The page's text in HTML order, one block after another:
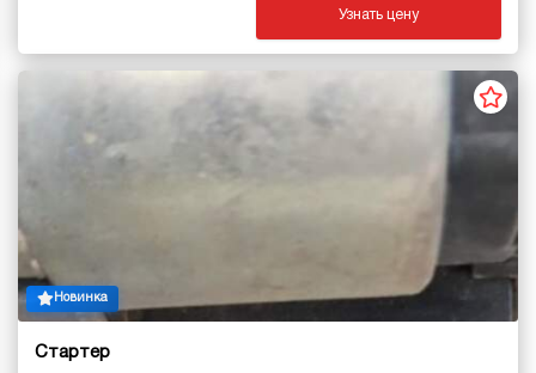
Узнать цену
Новинка
Стартер